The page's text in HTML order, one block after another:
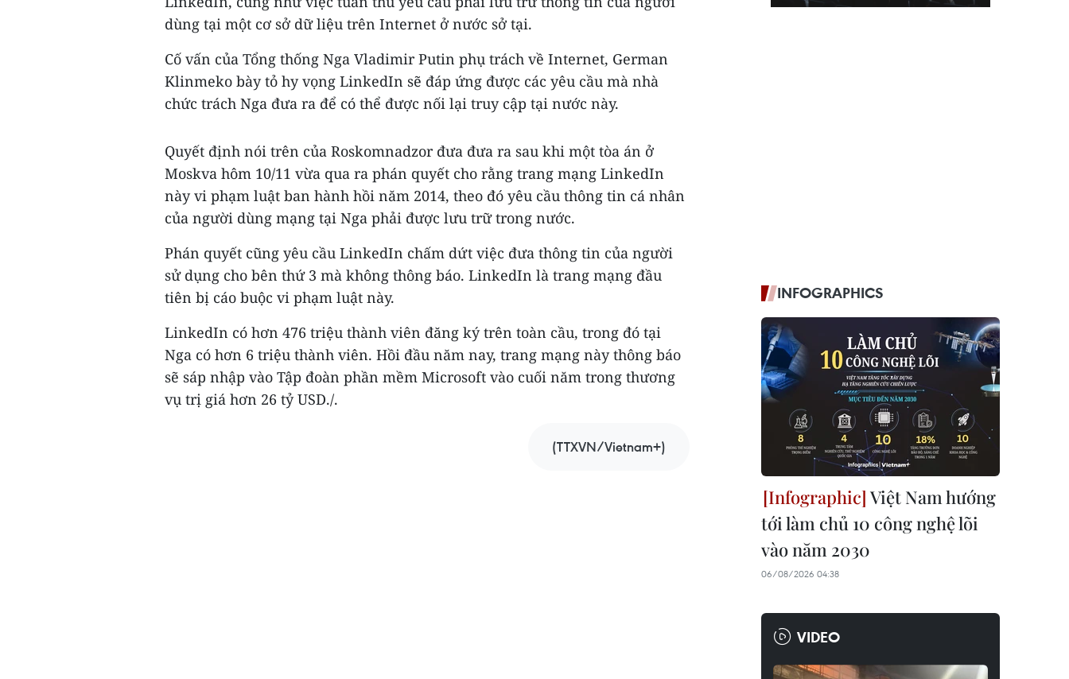
dùng tại một cơ sở dữ liệu trên Internet ở nước sở tại.
Cố vấn của Tổng thống Nga Vladimir Putin phụ trách về Internet, German
Klinmeko bày tỏ hy vọng LinkedIn sẽ đáp ứng được các yêu cầu mà nhà
chức trách Nga đưa ra để có thể được nối lại truy cập tại nước này.
Quyết định nói trên của Roskomnadzor đưa đưa ra sau khi một tòa án ở
Moskva hôm 10/11 vừa qua ra phán quyết cho rằng trang mạng LinkedIn
này vi phạm luật ban hành hồi năm 2014, theo đó yêu cầu thông tin cá nhân
của người dùng mạng tại Nga phải được lưu trữ trong nước.
Phán quyết cũng yêu cầu LinkedIn chấm dứt việc đưa thông tin của người
sử dụng cho bên thứ 3 mà không thông báo. LinkedIn là trang mạng đầu
tiên bị cáo buộc vi phạm luật này.
LinkedIn có hơn 476 triệu thành viên đăng ký trên toàn cầu, trong đó tại
Nga có hơn 6 triệu thành viên. Hồi đầu năm nay, trang mạng này thông báo
sẽ sáp nhập vào Tập đoàn phần mềm Microsoft vào cuối năm trong thương
vụ trị giá hơn 26 tỷ USD./.
(TTXVN/Vietnam+)
INFOGRAPHICS
Việt Nam hướng
tới làm chủ 10 công nghệ lõi
vào năm 2030
06/08/2026 04:38
VIDEO